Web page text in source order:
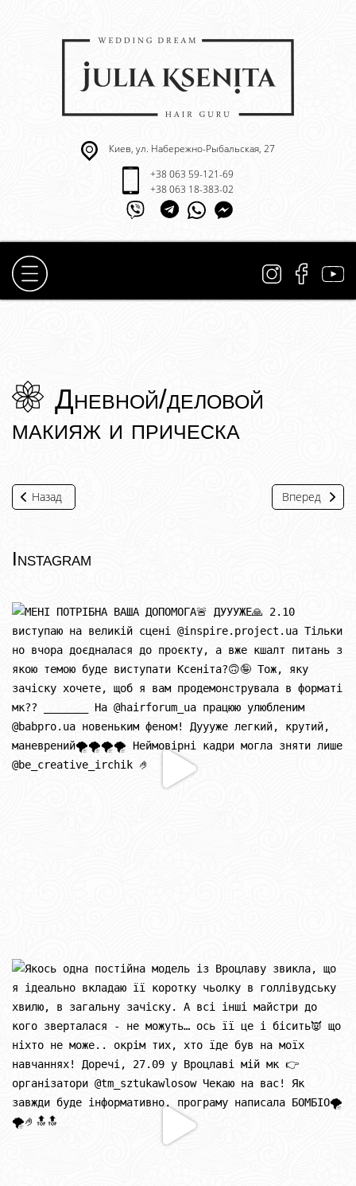
Киев, ул. Набережно-Рыбальская, 27
+38 063 59-121-69
+38 063 18-383-02
Дневной/деловой
макияж и прическа
Назад Вперед
Instagram